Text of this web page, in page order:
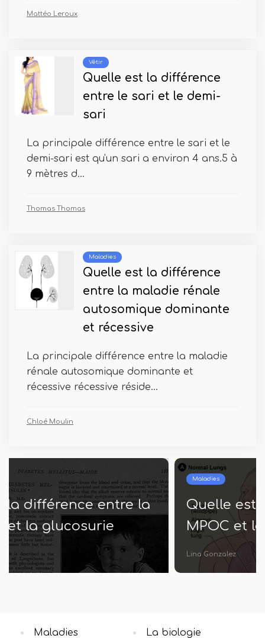
Mattéo Leroux
Vêtir
Quelle est la différence
entre le sari et le demi-
sari
La principale différence entre le sari et le
demi-sari est qu'un sari a environ 4 ans.5 à
9 mètres d...
Thomas Thomas
Maladies
Quelle est la différence
entre la maladie rénale
autosomique dominante
et récessive
La principale différence entre la maladie
rénale autosomique dominante et
récessive récessive réside...
Chloé Moulin
Quelle est la différence entre la
MPOC et le cancer du poumon
Lina Gonzalez
Maladies La biologie